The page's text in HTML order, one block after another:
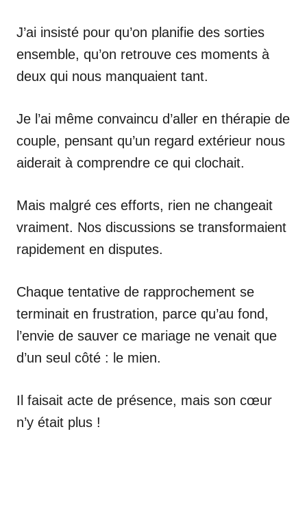
J’ai insisté pour qu’on planifie des sorties
ensemble, qu’on retrouve ces moments à
deux qui nous manquaient tant.
Je l’ai même convaincu d’aller en thérapie de
couple, pensant qu’un regard extérieur nous
aiderait à comprendre ce qui clochait.
Mais malgré ces efforts, rien ne changeait
vraiment. Nos discussions se transformaient
rapidement en disputes.
Chaque tentative de rapprochement se
terminait en frustration, parce qu’au fond,
l’envie de sauver ce mariage ne venait que
d’un seul côté : le mien.
Il faisait acte de présence, mais son cœur
n’y était plus !